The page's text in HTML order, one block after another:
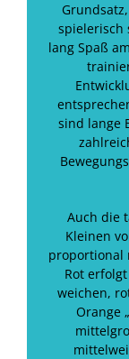
spielerisch
lang Spaß
sind lange
Auch die
Kleinen
proportional
Rot
weichen,
Orange